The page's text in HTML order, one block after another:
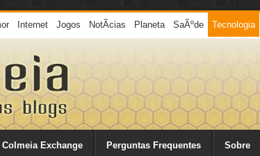
Internet Jogos NotÃ­cias Planeta SaÃºde Tecnologia
Colmeia Exchange Perguntas Frequentes Sobre